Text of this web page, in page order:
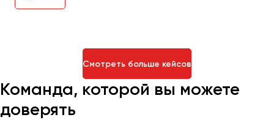
Смотреть больше кейсов
Команда, которой вы можете
доверять